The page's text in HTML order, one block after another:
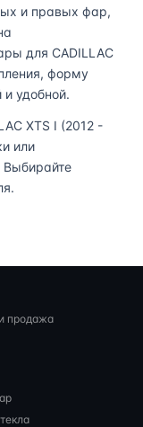
и правых фар,
для CADILLAC
форму
удобной.
XTS I (2012 -
или
Выбирайте
продажа